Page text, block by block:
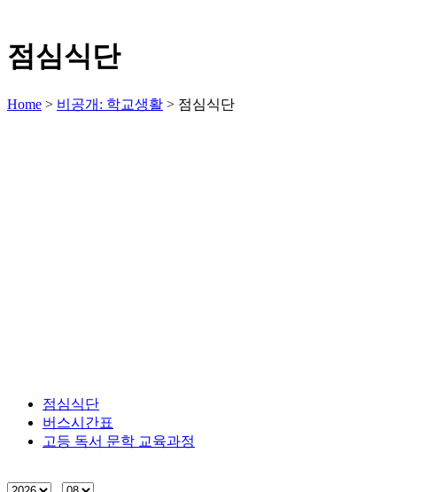
점심식단
Home > 비공개: 학교생활 > 점심식단
점심식단
버스시간표
고등 독서 문학 교육과정